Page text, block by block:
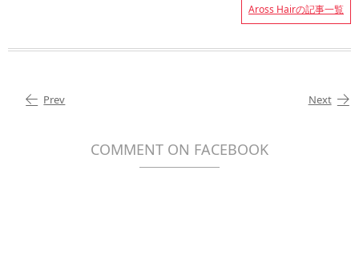
Aross Hairの記事一覧
Prev Next
COMMENT ON FACEBOOK